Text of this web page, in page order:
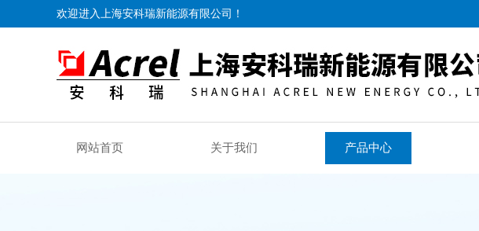
欢迎进入上海安科瑞新能源有限公司！
网站首页 关于我们 产品中心